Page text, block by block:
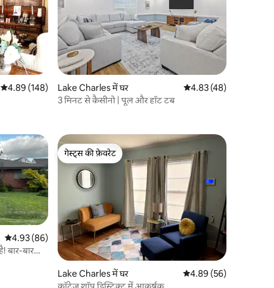
औसत रेटिंग 5 में से 4.89, 148 समीक्षाएँ
4.89 (148)
Lake Charles में घर औसत रेटिंग 5 में से 4.83,
4.83 (48)
3 मिनट से कैसीनो | पूल और हॉट टब
औसत रेटिंग 5 में से 4.93, 86 समीक्षाएँ
4.93 (86)
बार-बार
गेस्ट्स की फ़ेवरेट
गेस्ट्स की फ़ेवरेट
Lake Charles में घर औसत रेटिंग 5 में से 4.89,
4.89 (56)